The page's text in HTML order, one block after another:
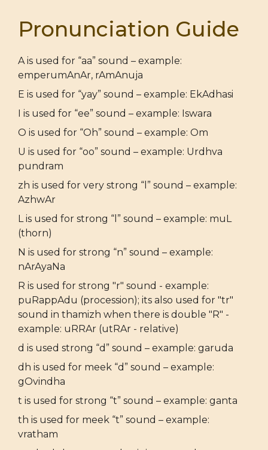
Pronunciation Guide
A is used for “aa” sound – example:
emperumAnAr, rAmAnuja
E is used for “yay” sound – example: EkAdhasi
I is used for “ee” sound – example: Iswara
O is used for “Oh” sound – example: Om
U is used for “oo” sound – example: Urdhva
pundram
zh is used for very strong “l” sound – example:
AzhwAr
L is used for strong “l” sound – example: muL
(thorn)
N is used for strong “n” sound – example:
nArAyaNa
R is used for strong "r" sound - example:
puRappAdu (procession); its also used for "tr"
sound in thamizh when there is double "R" -
example: uRRAr (utRAr - relative)
d is used strong “d” sound – example: garuda
dh is used for meek “d” sound – example:
gOvindha
t is used for strong “t” sound – example: ganta
th is used for meek “t” sound – example:
vratham